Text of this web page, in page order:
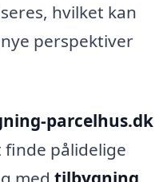
hvilket kan
perspektiver
parcelhus.dk
pålidelige